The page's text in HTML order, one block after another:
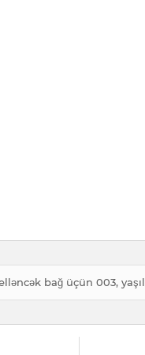
bağ üçün 003, yaşıl